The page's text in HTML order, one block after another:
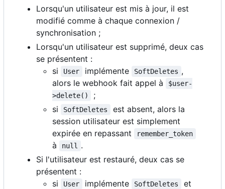
Lorsqu'un utilisateur est mis à jour, il est
modifié comme à chaque connexion /
synchronisation ;
Lorsqu'un utilisateur est supprimé, deux cas
se présentent :
si
User implémente SoftDeletes ,
alors le webhook fait appel à
$user-
>delete()
;
si
SoftDeletes
est absent, alors la
session utilisateur est simplement
expirée en repassant
remember_token
à null
.
Si l'utilisateur est restauré, deux cas se
présentent :
si
User implémente SoftDeletes
et